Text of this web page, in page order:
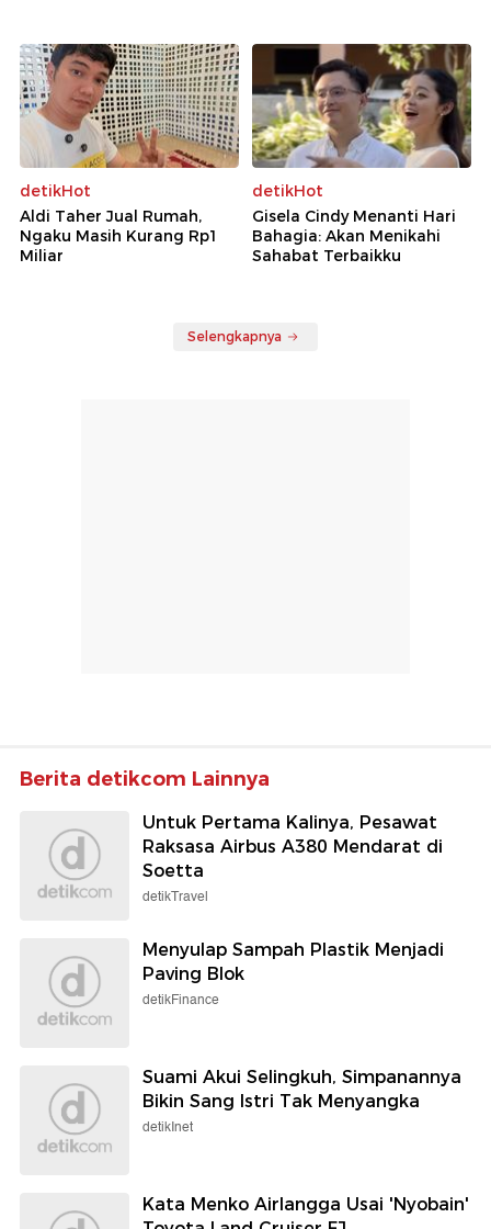
detikHot
Aldi Taher Jual Rumah,
Ngaku Masih Kurang Rp1
Miliar
detikHot
Gisela Cindy Menanti Hari
Bahagia: Akan Menikahi
Sahabat Terbaikku
Selengkapnya
Berita detikcom Lainnya
Untuk Pertama Kalinya, Pesawat
Raksasa Airbus A380 Mendarat di
Soetta
detikTravel
Menyulap Sampah Plastik Menjadi
Paving Blok
detikFinance
Suami Akui Selingkuh, Simpanannya
Bikin Sang Istri Tak Menyangka
detikInet
Kata Menko Airlangga Usai 'Nyobain'